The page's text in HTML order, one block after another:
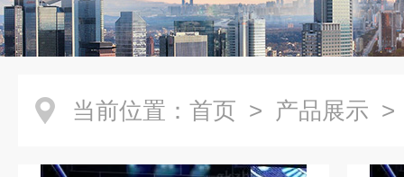
当前位置： 首页 > 产品展示